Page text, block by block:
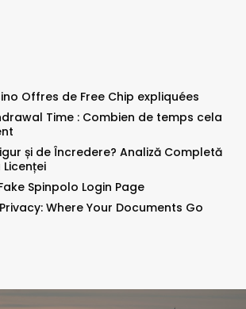
Offres de Free Chip expliquées
Time : Combien de temps cela
și de Încredere? Analiză Completă
Spinpolo Login Page
Where Your Documents Go